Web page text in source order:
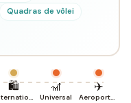
Quadras de vôlei
🛍️
International Dr.
🎢
Universal
✈️
Aeroporto MCO